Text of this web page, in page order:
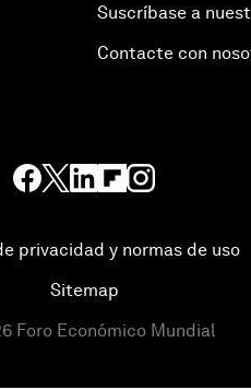
Suscríbase a
Contacte con
privacidad y normas de uso
Sitemap
Foro Económico Mundial